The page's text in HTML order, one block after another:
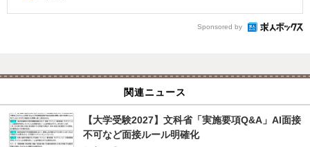
Sponsored by
関連ニュース
【大学受験2027】文科省「実施要項Q&A」AI面接
不可など面接ルール明確化